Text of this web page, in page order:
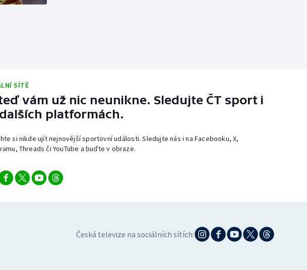
SÍTĚ
vám už nic neunikne. Sledujte ČT sport i
platformách.
si nikde ujít nejnovější sportovní události. Sledujte nás i na Facebooku, X,
Threads či YouTube a buďte v obraze.
Česká televize na sociálních sítích: